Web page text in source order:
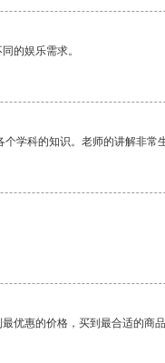
的娱乐需求。
学科的知识。老师的讲解非常
优惠的价格，买到最合适的商品